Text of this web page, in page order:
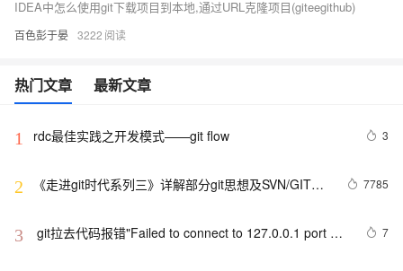
IDEA中怎么使用git下载项目到本地,通过URL克隆项目(giteegithub)
百色彭于晏 3222
热门文章 最新文章
1 rdc最佳实践之开发模式——git flow 3
2
《走进git时代系列三》详解部分git思想及SVN/GIT命
7785
3
git拉去代码报错"Failed to connect to 127.0.0.1 port
7